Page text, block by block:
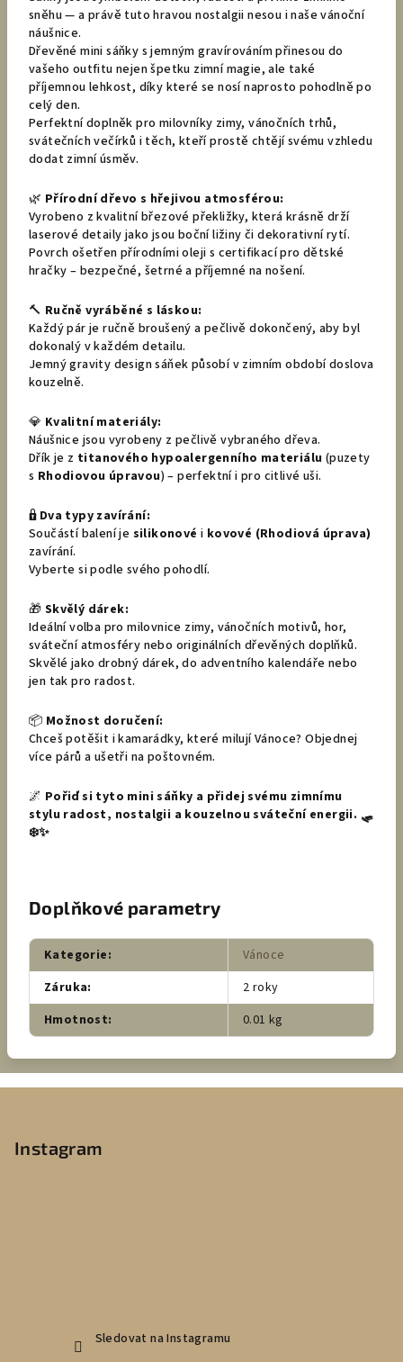
sněhu — a právě tuto hravou nostalgii nesou i naše vánoční
náušnice.
Dřevěné mini sáňky s jemným gravírováním přinesou do
vašeho outfitu nejen špetku zimní magie, ale také
příjemnou lehkost, díky které se nosí naprosto pohodlně po
celý den.
Perfektní doplněk pro milovníky zimy, vánočních trhů,
svátečních večírků i těch, kteří prostě chtějí svému vzhledu
dodat zimní úsměv.
🌿 Přírodní dřevo s hřejivou atmosférou:
Vyrobeno z kvalitní březové překližky, která krásně drží
laserové detaily jako jsou boční ližiny či dekorativní rytí.
Povrch ošetřen přírodními oleji s certifikací pro dětské
hračky – bezpečné, šetrné a příjemné na nošení.
🔨 Ručně vyráběné s láskou:
Každý pár je ručně broušený a pečlivě dokončený, aby byl
dokonalý v každém detailu.
Jemný gravity design sáňek působí v zimním období doslova
kouzelně.
💎 Kvalitní materiály:
Náušnice jsou vyrobeny z pečlivě vybraného dřeva.
Dřík je z titanového hypoalergenního materiálu (puzety
s Rhodiovou úpravou) – perfektní i pro citlivé uši.
🔒 Dva typy zavírání:
Součástí balení je silikonové i kovové (Rhodiová úprava)
zavírání.
Vyberte si podle svého pohodlí.
🎁 Skvělý dárek:
Ideální volba pro milovnice zimy, vánočních motivů, hor,
sváteční atmosféry nebo originálních dřevěných doplňků.
Skvělé jako drobný dárek, do adventního kalendáře nebo
jen tak pro radost.
📦 Možnost doručení:
Chceš potěšit i kamarádky, které milují Vánoce? Objednej
více párů a ušetři na poštovném.
🌌 Pořiď si tyto mini sáňky a přidej svému zimnímu
stylu radost, nostalgii a kouzelnou sváteční energii. 🛷
❄️✨
Doplňkové parametry
Kategorie:
Vánoce
Záruka:
2 roky
Hmotnost: 0.01 kg
Instagram
Sledovat na Instagramu